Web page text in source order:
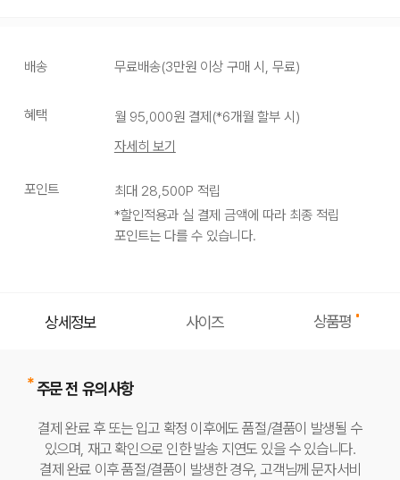
배송 무료배송(3만원 이상 구매 시, 무료)
혜택 월 95,000원 결제(*6개월 할부 시)
자세히 보기
포인트 최대 28,500P 적립
*할인적용과 실 결제 금액에 따라 최종 적립
포인트는 다를 수 있습니다.
상세정보 사이즈 상품평
주문 전 유의사항
결제 완료 후 또는 입고 확정 이후에도 품절/결품이 발생될 수
있으며, 재고 확인으로 인한 발송 지연도 있을 수 있습니다.
결제 완료 이후 품절/결품이 발생한 경우, 고객님께 문자서비